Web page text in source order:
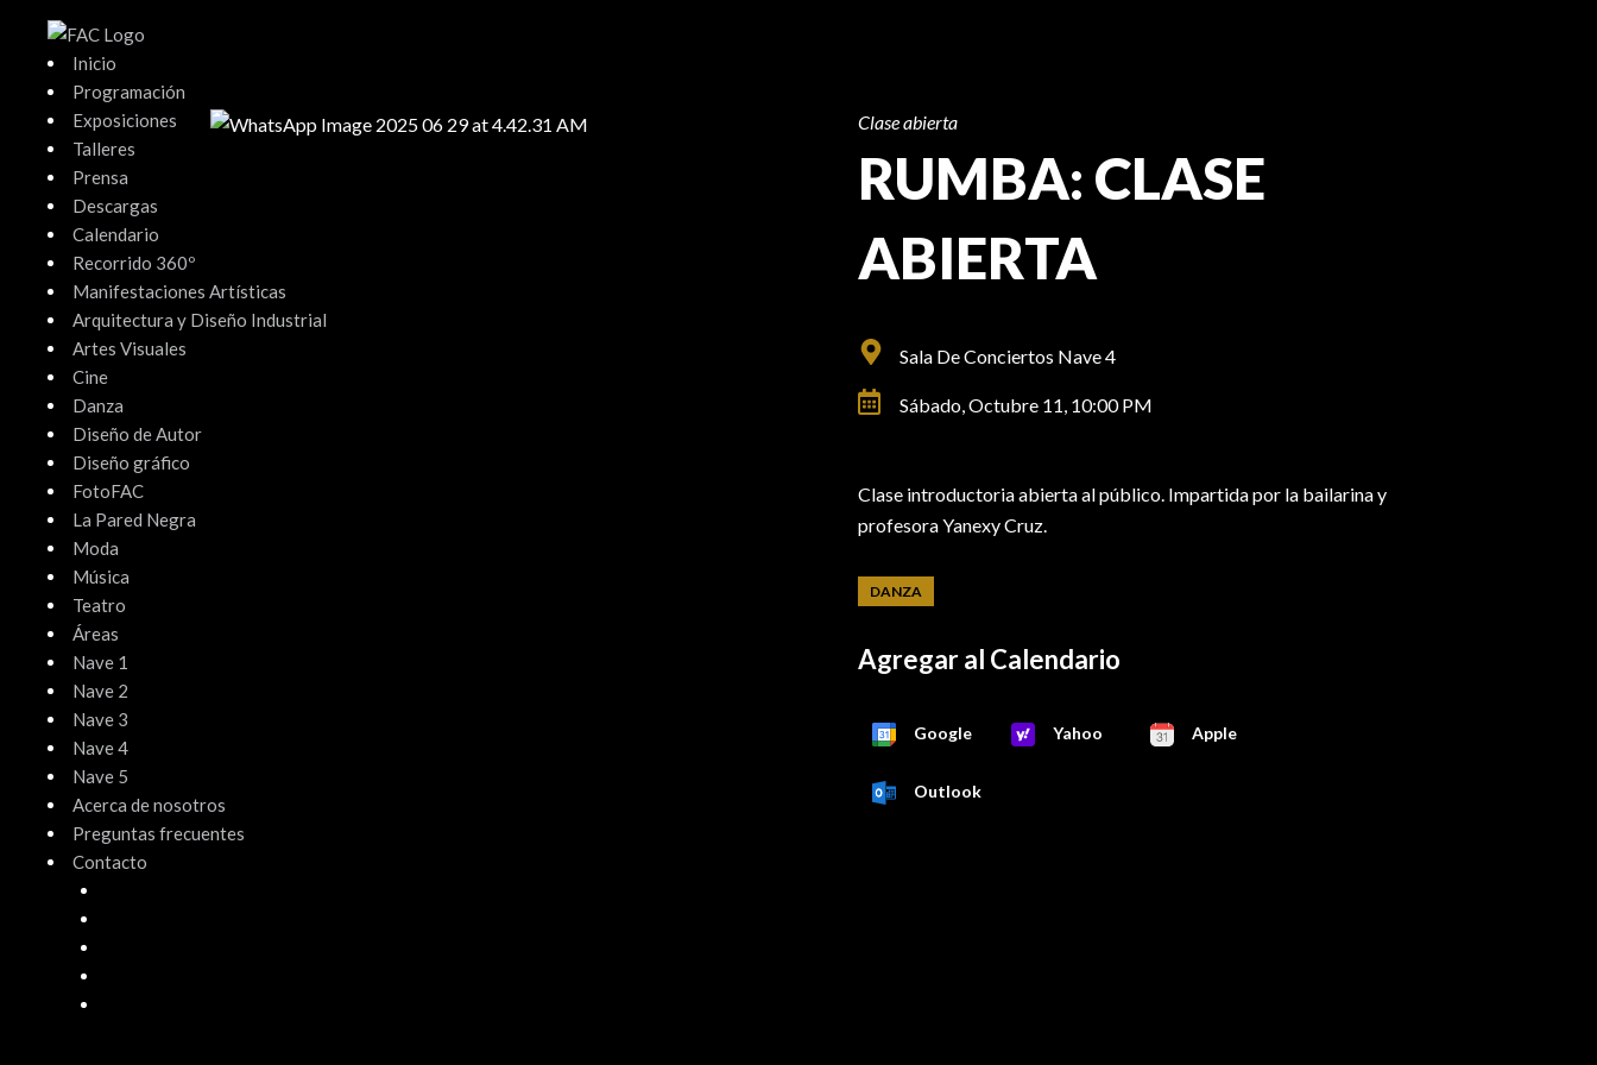
contenido
Inicio
Programación
Exposiciones
Talleres
Prensa
Descargas
Calendario
Recorrido 360º
Manifestaciones Artísticas
Arquitectura y Diseño Industrial
Artes Visuales
Cine
Danza
Diseño de Autor
Diseño gráfico
FotoFAC
La Pared Negra
Moda
Música
Teatro
Áreas
Nave 1
Nave 2
Nave 3
Nave 4
Nave 5
Acerca de nosotros
Preguntas frecuentes
Contacto
Clase abierta
RUMBA: CLASE
ABIERTA
Sala De Conciertos Nave 4
Sábado, Octubre 11, 10:00 PM
Clase introductoria abierta al público. Impartida por la bailarina y
profesora Yanexy Cruz.
DANZA
Agregar al Calendario
Google Yahoo Apple
Outlook